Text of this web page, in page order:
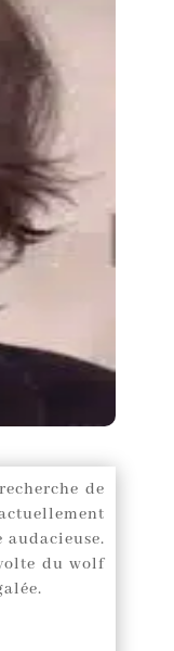
de
du wolf